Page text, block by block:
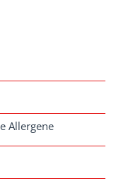
Allergene